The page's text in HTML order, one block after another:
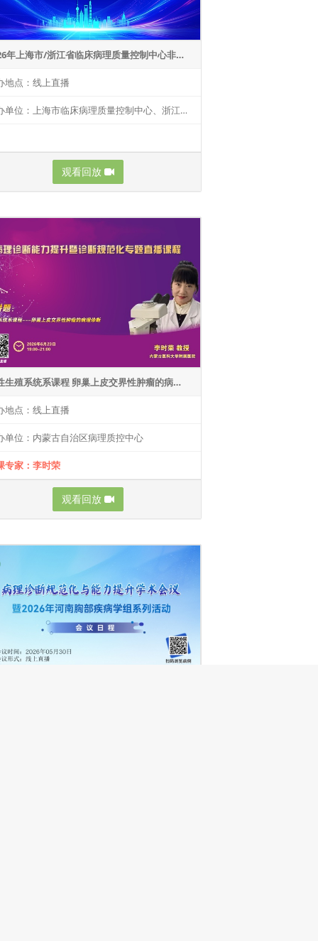
2026年上海市/浙江省临床病理质量控制中心非妇科细胞学诊断培训班
地点：线上直播
举办单位：上海市临床病理质量控制中心、浙江省临床病理质控中心；承办单位:复旦大学附属肿瘤医院
观看回放
女性生殖系统系课程 卵巢上皮交界性肿瘤的病理诊断
地点：线上直播
单位：内蒙古自治区病理质控中心
专家：李时荣
观看回放